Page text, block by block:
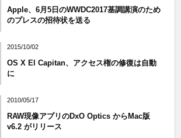
Apple、6月5日のWWDC2017基調講演のため
のプレスの招待状を送る
2015/10/02
OS X El Capitan、アクセス権の修復は自動
に
2010/05/17
RAW現像アプリのDxO Optics からMac版
v6.2 がリリース